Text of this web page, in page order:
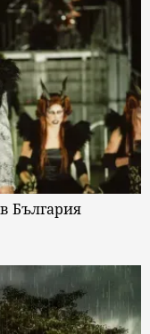
България